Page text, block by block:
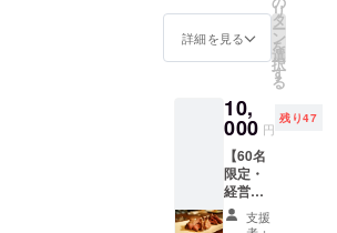
動する。ナー】
■クラウ
ドファ
ンディ
資金調
達や新
しいビ
ジネス
を展開
するた
めのノ
ウハウ
詳細を見る
リ
タ
ー
ン
を
選
択
す
る
10,
000 円
残り47
【60名
限定・
経営者
以外の
方も来
支援